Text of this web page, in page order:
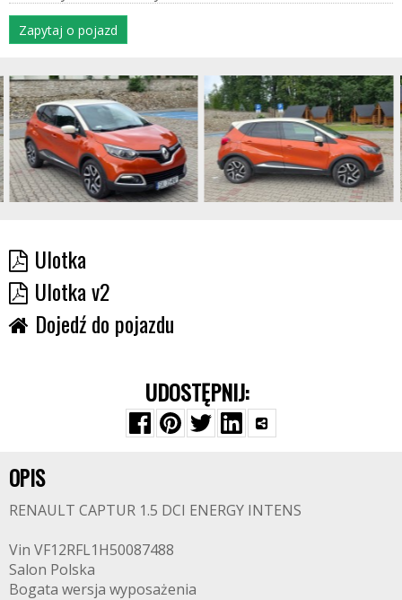
Zapytaj o pojazd
Ulotka
Ulotka v2
Dojedź do pojazdu
UDOSTĘPNIJ:
OPIS
RENAULT CAPTUR 1.5 DCI ENERGY INTENS
Vin VF12RFL1H50087488
Salon Polska
Bogata wersja wyposażenia